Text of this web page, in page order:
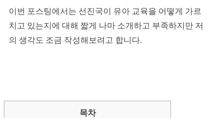
이번 포스팅에서는 선진국이 유아 교육을 어떻게 가르
치고 있는지에 대해 짧게 나마 소개하고 부족하지만 저
의 생각도 조금 작성해보려고 합니다.
목차